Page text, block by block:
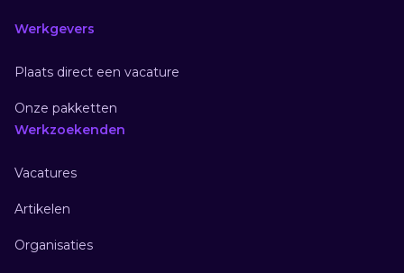
Werkgevers
Plaats direct een vacature
Onze pakketten
Werkzoekenden
Vacatures
Artikelen
Organisaties